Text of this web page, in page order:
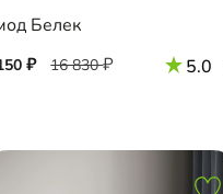
Белек
16 830 5.0